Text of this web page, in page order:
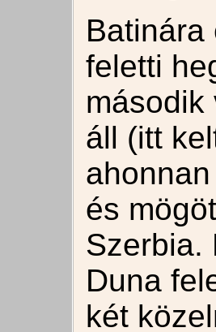
feletti
második
áll (itt
és
Szerbia.
Duna
két